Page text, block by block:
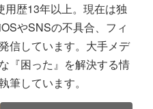
歴13年以上。現在は独
やSNSの不具合、フィ
信しています。大手メデ
『困った』を解決する情
筆しています。